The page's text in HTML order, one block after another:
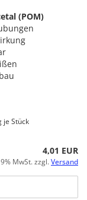
(POM)
je Stück
4,01 EUR
MwSt. zzgl.Versand